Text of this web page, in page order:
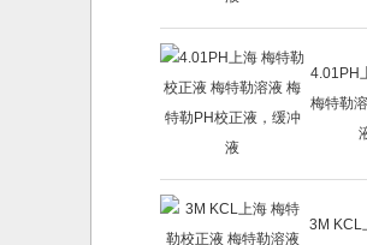
4.01PH
梅特勒
3M KCL